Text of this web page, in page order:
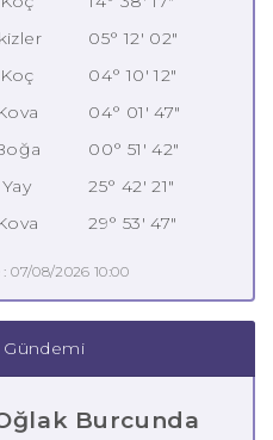
05° 12' 02"
Koç
04° 10' 12"
04° 01' 47"
00° 51' 42"
Yay
25° 42' 21"
29° 53' 47"
07/08/2026 10:00
Burcunda